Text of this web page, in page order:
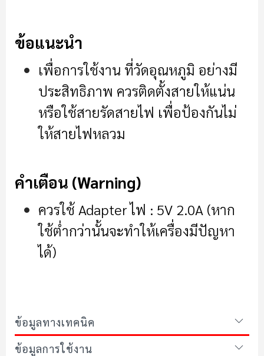
ข้อแนะนำ
เพื่อการใช้งาน ที่วัดอุณหภูมิ อย่างมี
ประสิทธิภาพ ควรติดตั้งสายให้แน่น
หรือใช้สายรัดสายไฟ เพื่อป้องกันไม่
ให้สายไฟหลวม
คำเตือน (Warning)
ควรใช้ Adapter ไฟ : 5V 2.0A (หาก
ใช้ต่ำกว่านั้นจะทำให้เครื่องมีปัญหา
ได้)
ข้อมูลทางเทคนิค
ข้อมูลการใช้งาน